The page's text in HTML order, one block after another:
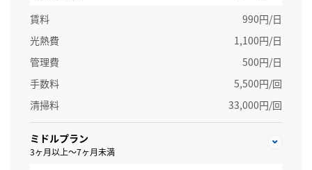
賃料
990円/日
光熱費
1,100円/日
管理費
500円/日
手数料
5,500円/回
清掃料
33,000円/回
ミドルプラン
3ヶ月以上～7ヶ月未満